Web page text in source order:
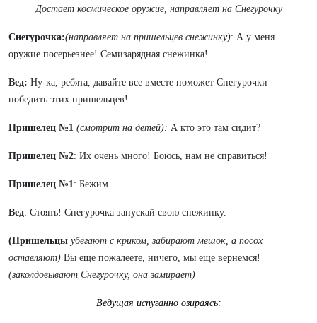
Достает космическое оружие, направляет на Снегурочку
Снегурочка:(направляет на пришельцев снежинку): А у меня
оружие посерьезнее! Семизарядная снежинка!
Вед: Ну-ка, ребята, давайте все вместе поможет Снегурочки
победить этих пришельцев!
Пришелец №1 (смотрит на детей): А кто это там сидит?
Пришелец №2: Их очень много! Боюсь, нам не справиться!
Пришелец №1: Бежим
Вед: Стоять! Снегурочка запускай свою снежинку.
(Пришельцы убегают с криком, забирают мешок, а посох
оставляют) Вы еще пожалеете, ничего, мы еще вернемся!
(заколдовывают Снегурочку, она замирает)
Ведущая испуганно озираясь: